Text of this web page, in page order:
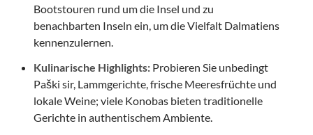
Bootstouren rund um die Insel und zu
benachbarten Inseln ein, um die Vielfalt Dalmatiens
kennenzulernen.
Kulinarische Highlights: Probieren Sie unbedingt
Paški sir, Lammgerichte, frische Meeresfrüchte und
lokale Weine; viele Konobas bieten traditionelle
Gerichte in authentischem Ambiente.